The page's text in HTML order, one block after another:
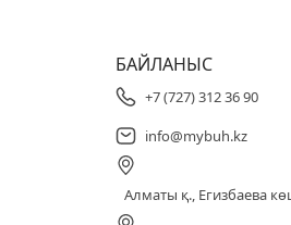
БАЙЛАНЫС
+7 (727) 312 36 90
info@mybuh.kz
Алматы қ., Егизбаева